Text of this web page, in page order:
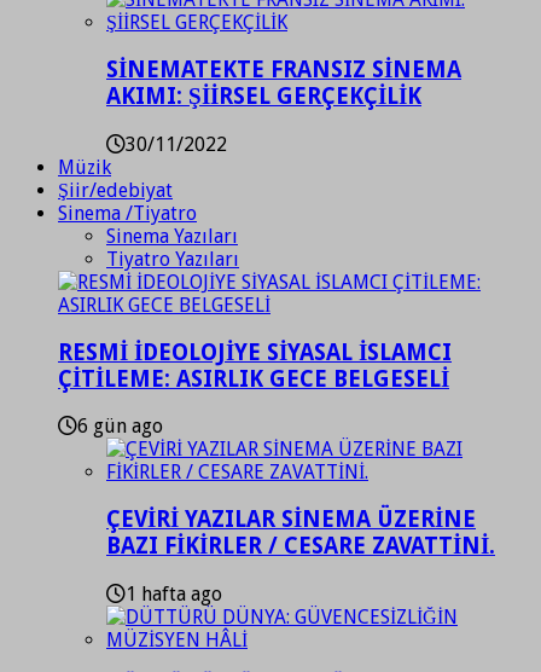
SİNEMATEKTE FRANSIZ SİNEMA
AKIMI: ŞİİRSEL GERÇEKÇİLİK
30/11/2022
Müzik
Şiir/edebiyat
Sinema /Tiyatro
Sinema Yazıları
Tiyatro Yazıları
RESMİ İDEOLOJİYE SİYASAL İSLAMCI
ÇİTİLEME: ASIRLIK GECE BELGESELİ
6 gün ago
ÇEVİRİ YAZILAR SİNEMA ÜZERİNE
BAZI FİKİRLER / CESARE ZAVATTİNİ.
1 hafta ago